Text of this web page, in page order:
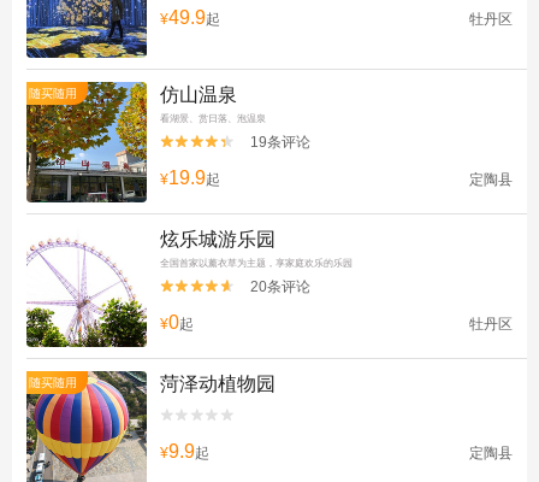
¥49.9起 牡丹区
随买随用 仿山温泉
看湖景、赏日落、泡温泉

 19条评论
¥19.9起 定陶县
炫乐城游乐园
全国首家以薰衣草为主题，享家庭欢乐的乐园

 20条评论
¥0起 牡丹区
随买随用 菏泽动植物园


¥9.9起 定陶县